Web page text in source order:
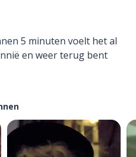
5 minuten voelt het al
en weer terug bent